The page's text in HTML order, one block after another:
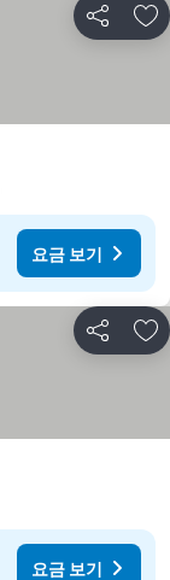
공유 즐
요금 보기
공유 즐
요금 보기